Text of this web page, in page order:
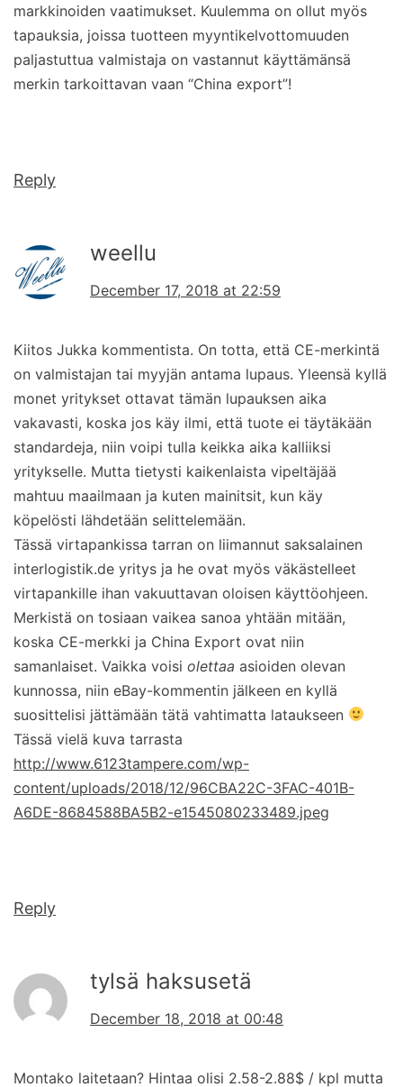
markkinoiden vaatimukset. Kuulemma on ollut myös
tapauksia, joissa tuotteen myyntikelvottomuuden
paljastuttua valmistaja on vastannut käyttämänsä
merkin tarkoittavan vaan “China export”!
Reply
weellu
December 17, 2018 at 22:59
Kiitos Jukka kommentista. On totta, että CE-merkintä
on valmistajan tai myyjän antama lupaus. Yleensä kyllä
monet yritykset ottavat tämän lupauksen aika
vakavasti, koska jos käy ilmi, että tuote ei täytäkään
standardeja, niin voipi tulla keikka aika kalliiksi
yritykselle. Mutta tietysti kaikenlaista vipeltäjää
mahtuu maailmaan ja kuten mainitsit, kun käy
köpelösti lähdetään selittelemään.
Tässä virtapankissa tarran on liimannut saksalainen
interlogistik.de yritys ja he ovat myös väkästelleet
virtapankille ihan vakuuttavan oloisen käyttöohjeen.
Merkistä on tosiaan vaikea sanoa yhtään mitään,
koska CE-merkki ja China Export ovat niin
samanlaiset. Vaikka voisi olettaa asioiden olevan
kunnossa, niin eBay-kommentin jälkeen en kyllä
suosittelisi jättämään tätä vahtimatta lataukseen
Tässä vielä kuva tarrasta
http://www.6123tampere.com/wp-
content/uploads/2018/12/96CBA22C-3FAC-401B-
A6DE-8684588BA5B2-e1545080233489.jpeg
Reply
tylsä haksusetä
December 18, 2018 at 00:48
Montako laitetaan? Hintaa olisi 2.58-2.88$ / kpl mutta